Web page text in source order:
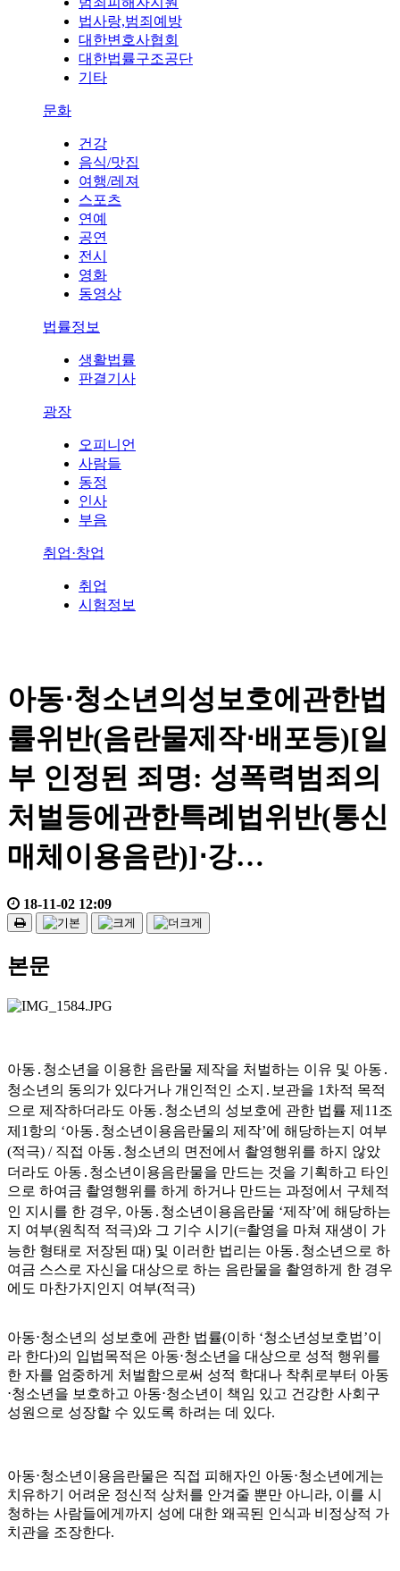
법사랑,범죄예방
대한변호사협회
대한법률구조공단
기타
문화
건강
음식/맛집
여행/레져
스포츠
연예
공연
전시
영화
동영상
법률정보
생활법률
판결기사
광장
오피니언
사람들
동정
인사
부음
취업·창업
취업
시험정보
아동⋅청소년의성보호에관한법
률위반(음란물제작⋅배포등)[일
부 인정된 죄명: 성폭력범죄의
처벌등에관한특례법위반(통신
매체이용음란)]⋅강…
18-11-02 12:09
본문
아동․청소년을 이용한 음란물 제작을 처벌하는 이유 및 아동․
청소년의 동의가 있다거나 개인적인 소지․보관을 1차적 목적
으로 제작하더라도 아동․청소년의 성보호에 관한 법률 제11조
제1항의 ‘아동․청소년이용음란물의 제작’에 해당하는지 여부
(적극) / 직접 아동․청소년의 면전에서 촬영행위를 하지 않았
더라도 아동․청소년이용음란물을 만드는 것을 기획하고 타인
으로 하여금 촬영행위를 하게 하거나 만드는 과정에서 구체적
인 지시를 한 경우, 아동․청소년이용음란물 ‘제작’에 해당하는
지 여부(원칙적 적극)와 그 기수 시기(=촬영을 마쳐 재생이 가
능한 형태로 저장된 때) 및 이러한 법리는 아동․청소년으로 하
여금 스스로 자신을 대상으로 하는 음란물을 촬영하게 한 경우
에도 마찬가지인지 여부(적극)
아동⋅청소년의 성보호에 관한 법률(이하 ‘청소년성보호법’이
라 한다)의 입법목적은 아동⋅청소년을 대상으로 성적 행위를
한 자를 엄중하게 처벌함으로써 성적 학대나 착취로부터 아동
⋅청소년을 보호하고 아동⋅청소년이 책임 있고 건강한 사회구
성원으로 성장할 수 있도록 하려는 데 있다.
아동⋅청소년이용음란물은 직접 피해자인 아동⋅청소년에게는
치유하기 어려운 정신적 상처를 안겨줄 뿐만 아니라, 이를 시
청하는 사람들에게까지 성에 대한 왜곡된 인식과 비정상적 가
치관을 조장한다.